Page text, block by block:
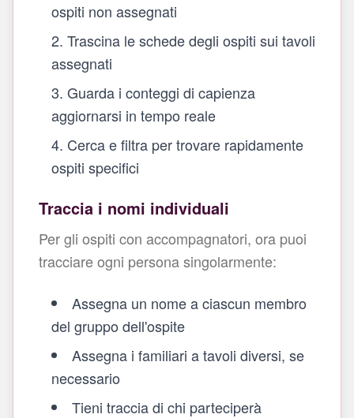
ospiti non assegnati
Trascina le schede degli ospiti sui tavoli
assegnati
Guarda i conteggi di capienza
aggiornarsi in tempo reale
Cerca e filtra per trovare rapidamente
ospiti specifici
Traccia i nomi individuali
Per gli ospiti con accompagnatori, ora puoi
tracciare ogni persona singolarmente:
Assegna un nome a ciascun membro
del gruppo dell'ospite
Assegna i familiari a tavoli diversi, se
necessario
Tieni traccia di chi parteciperà